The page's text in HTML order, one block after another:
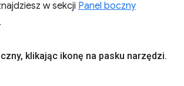
w sekcji Panel boczny
, klikając ikonę na pasku narzędzi.